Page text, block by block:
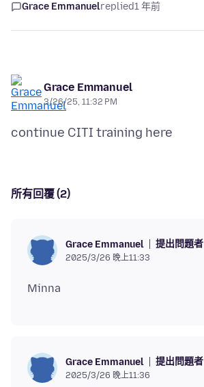
Grace Emmanuelreplied1 年前
Grace Emmanuel
3/26/25, 11:32 PM
所有回覆 (2)
Grace Emmanuel 提出問題者
2025/3/26 晚上11:33
Grace Emmanuel 提出問題者
2025/3/26 晚上11:36